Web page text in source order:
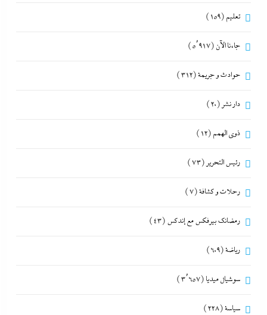
تعليم (159)
جاءنا الآن (5٬917)
حوادث و جريمة(312)
دار نشر (20)
ذوى الهمم (12)
رئيس التحرير (73)
رحلات و كشافة(7)
رمضانك بيرفكس مع إندكس (43)
رياضة(609)
سوشيال ميديا (3٬657)
سياسة(228)